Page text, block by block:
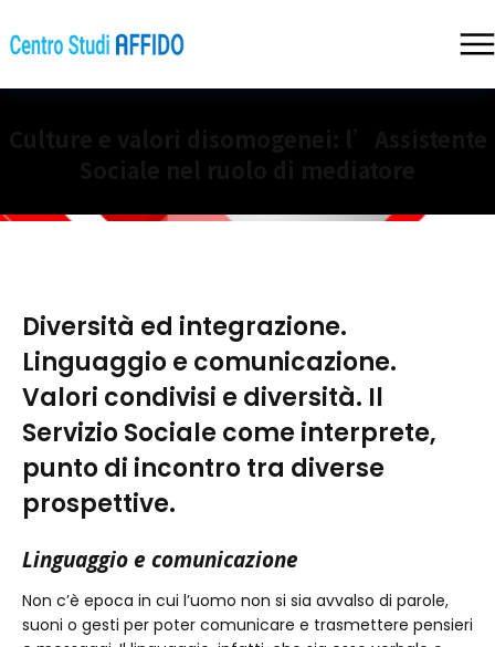
Diversità ed integrazione.
Linguaggio e comunicazione.
Valori condivisi e diversità. Il
Servizio Sociale come interprete,
punto di incontro tra diverse
prospettive.
Linguaggio e comunicazione
Non c’è epoca in cui l’uomo non si sia avvalso di parole,
suoni o gesti per poter comunicare e trasmettere pensieri